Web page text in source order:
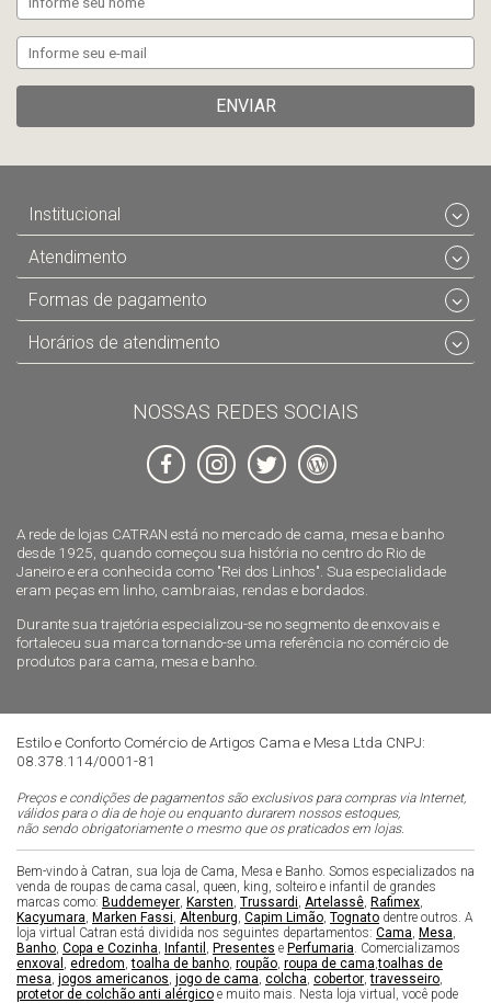
ENVIAR
A rede de lojas CATRAN está no mercado de cama, mesa e banho
desde 1925, quando começou sua história no centro do Rio de
Janeiro e era conhecida como "Rei dos Linhos". Sua especialidade
eram peças em linho, cambraias, rendas e bordados.
Durante sua trajetória especializou-se no segmento de enxovais e
fortaleceu sua marca tornando-se uma referência no comércio de
produtos para cama, mesa e banho.
Institucional
Atendimento
Formas de pagamento
Horários de atendimento
NOSSAS REDES SOCIAIS
Estilo e Conforto Comércio de Artigos Cama e Mesa Ltda CNPJ:
08.378.114/0001-81
Preços e condições de pagamentos são exclusivos para compras via Internet,
válidos para o dia de hoje ou enquanto durarem nossos estoques,
não sendo obrigatoriamente o mesmo que os praticados em lojas.
Bem-vindo à Catran, sua loja de Cama, Mesa e Banho. Somos especializados na
venda de roupas de cama casal, queen, king, solteiro e infantil de grandes
marcas como: Buddemeyer Karsten Trussardi Artelassê Rafimex
Kacyumara Marken Fassi Altenburg Capim Limão Tognato dentre outros. A
loja virtual Catran está dividida nos seguintes departamentos: Cama Mesa
Banho Copa e Cozinha Infantil Presentes e Perfumaria . Comercializamos
enxoval
edredom ,toalha de banho roupão roupa de cama ,toalhas de
mesa jogos americanos jogo de cama colcha cobertor ,travesseiro
protetor de colchão anti alérgico e muito mais. Nesta loja virtual, você pode